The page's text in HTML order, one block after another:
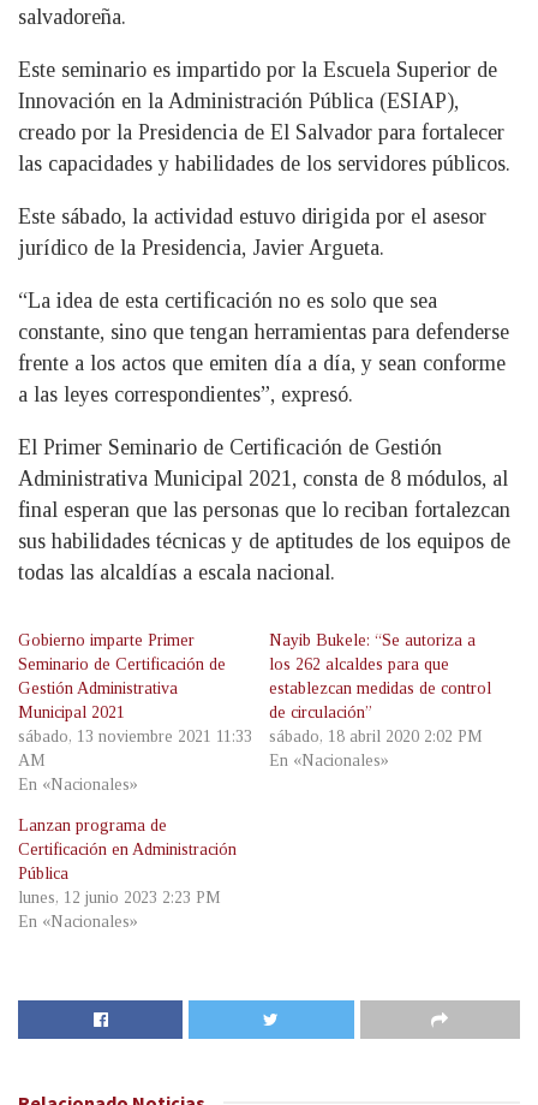
salvadoreña.
Este seminario es impartido por la Escuela Superior de
Innovación en la Administración Pública (ESIAP),
creado por la Presidencia de El Salvador para fortalecer
las capacidades y habilidades de los servidores públicos.
Este sábado, la actividad estuvo dirigida por el asesor
jurídico de la Presidencia, Javier Argueta.
“La idea de esta certificación no es solo que sea
constante, sino que tengan herramientas para defenderse
frente a los actos que emiten día a día, y sean conforme
a las leyes correspondientes”, expresó.
El Primer Seminario de Certificación de Gestión
Administrativa Municipal 2021, consta de 8 módulos, al
final esperan que las personas que lo reciban fortalezcan
sus habilidades técnicas y de aptitudes de los equipos de
todas las alcaldías a escala nacional.
Gobierno imparte Primer
Seminario de Certificación de
Gestión Administrativa
Municipal 2021
sábado, 13 noviembre 2021 11:33
AM
En «Nacionales»
Nayib Bukele: “Se autoriza a
los 262 alcaldes para que
establezcan medidas de control
de circulación”
sábado, 18 abril 2020 2:02 PM
En «Nacionales»
Lanzan programa de
Certificación en Administración
Pública
lunes, 12 junio 2023 2:23 PM
En «Nacionales»